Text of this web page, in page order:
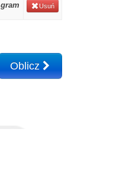
gram Usuń
Oblicz